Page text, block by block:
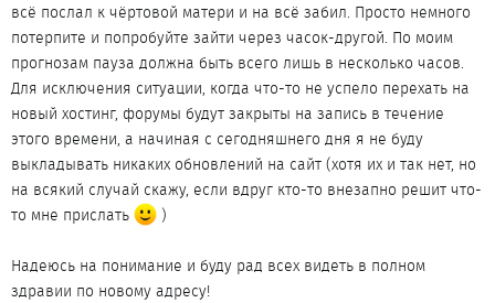
всё послал к чёртовой матери и на всё забил. Просто немного
потерпите и попробуйте зайти через часок-другой. По моим
прогнозам пауза должна быть всего лишь в несколько часов.
Для исключения ситуации, когда что-то не успело перехать на
новый хостинг, форумы будут закрыты на запись в течение
этого времени, а начиная с сегодняшнего дня я не буду
выкладывать никаких обновлений на сайт (хотя их и так нет, но
на всякий случай скажу, если вдруг кто-то внезапно решит что-
то мне прислать
)
Надеюсь на понимание и буду рад всех видеть в полном
здравии по новому адресу!